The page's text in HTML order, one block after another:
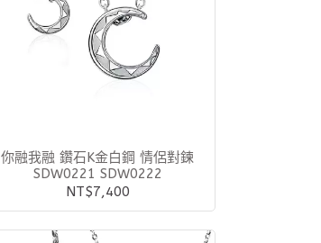
你融我融 鑽石K金白鋼 情侶對鍊
SDW0221 SDW0222
NT$7,400